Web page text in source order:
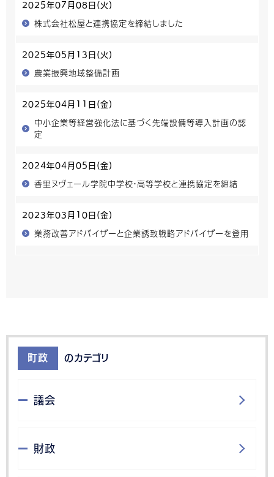
2025年07月08日(火)
株式会社松屋と連携協定を締結しました
2025年05月13日(火)
農業振興地域整備計画
2025年04月11日(金)
中小企業等経営強化法に基づく先端設備等導入計画の認
定
2024年04月05日(金)
香里ヌヴェール学院中学校・高等学校と連携協定を締結
2023年03月10日(金)
業務改善アドバイザーと企業誘致戦略アドバイザーを登用
町政 のカテゴリ
議会
財政